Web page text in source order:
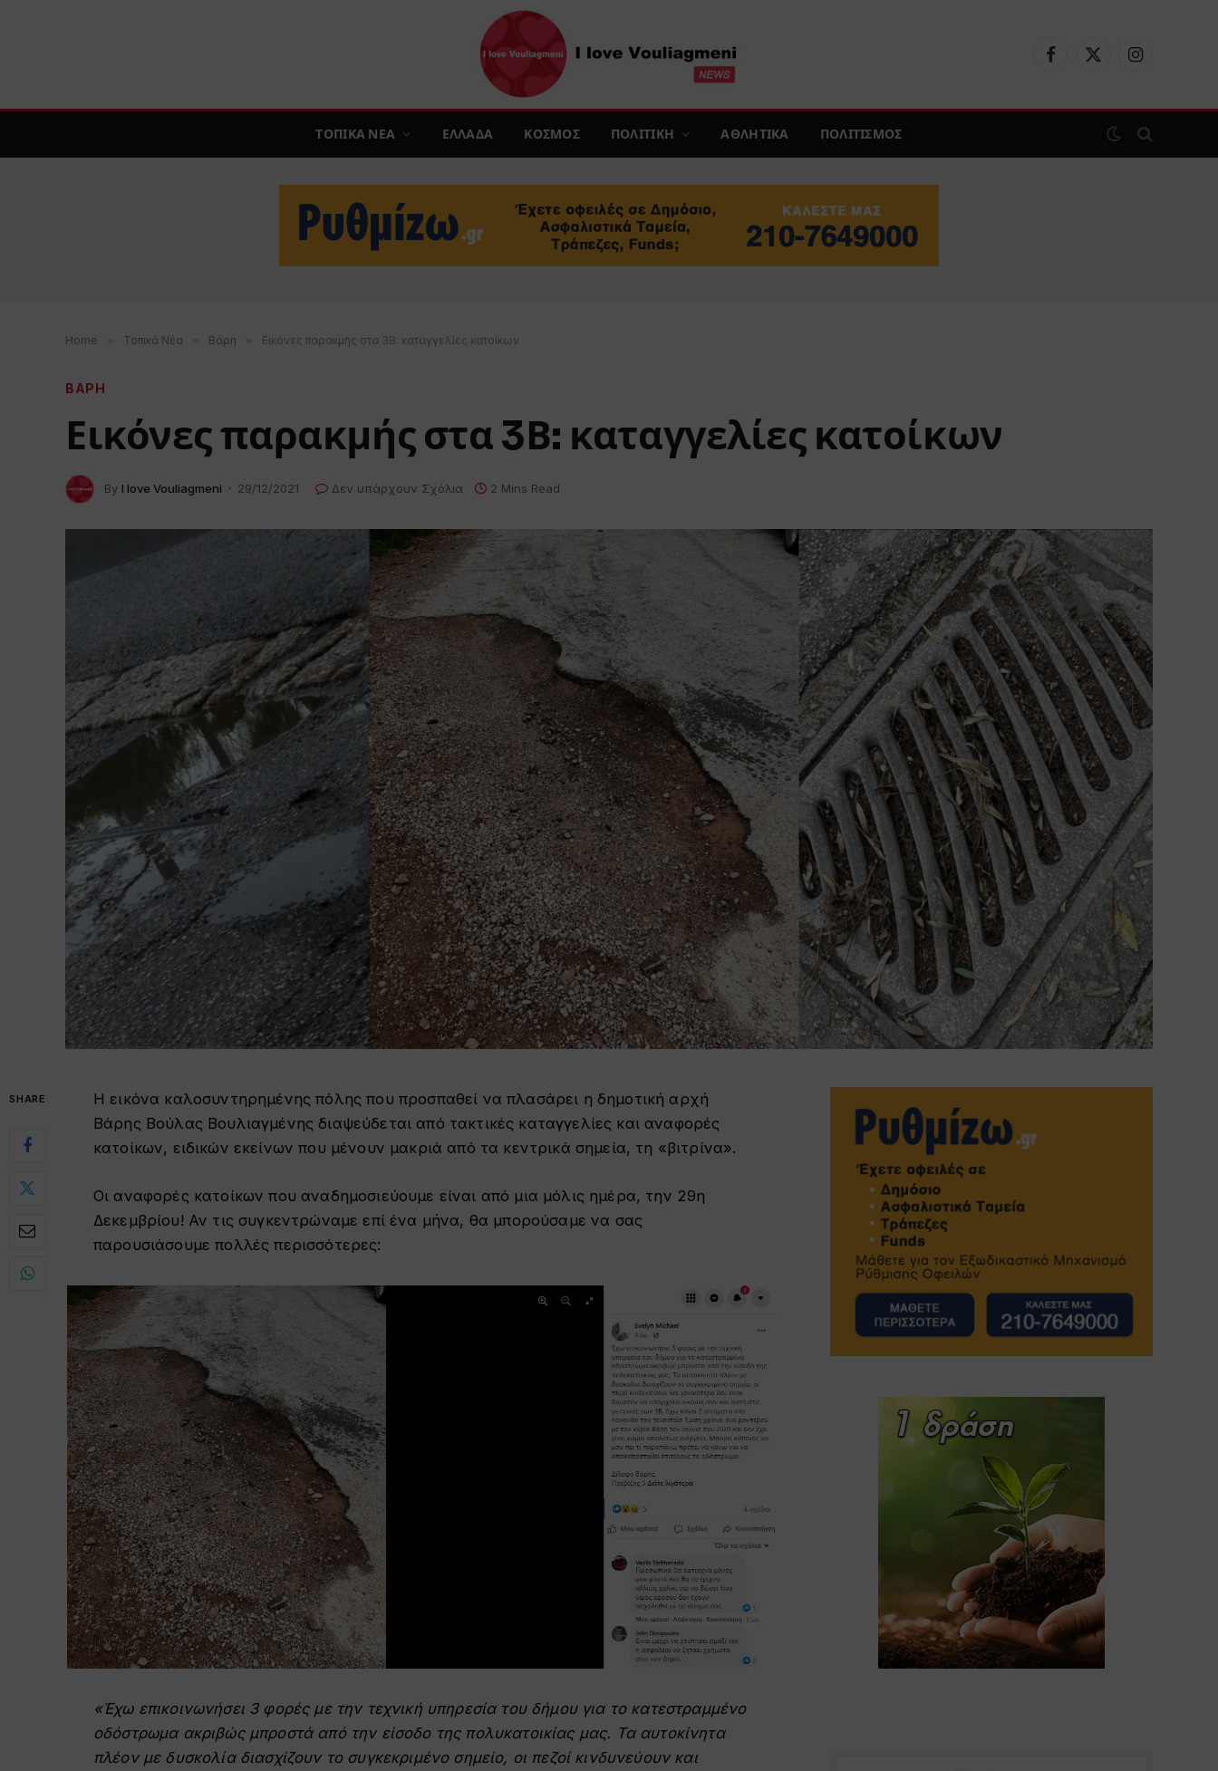
Facebook
X
Instagram
ΤΟΠΙΚΑ ΝΕΑ ΕΛΛΑΔΑ ΚΟΣΜΟΣ ΠΟΛΙΤΙΚΗ ΑΘΛΗΤΙΚΑ ΠΟΛΙΤΙΣΜΟΣ
Home » Τοπικά Νέα » Βάρη » Εικόνες παρακμής στα 3Β: καταγγελίες κατοίκων
ΒΑΡΗ
Εικόνες παρακμής στα 3Β: καταγγελίες κατοίκων
By I love Vouliagmeni 29/12/2021 Δεν υπάρχουν Σχόλια 2 Mins Read
SHARE
Η εικόνα καλοσυντηρημένης πόλης που προσπαθεί να πλασάρει η δημοτική αρχή
Βάρης Βούλας Βουλιαγμένης διαψεύδεται από τακτικές καταγγελίες και αναφορές
κατοίκων, ειδικών εκείνων που μένουν μακριά από τα κεντρικά σημεία, τη «βιτρίνα».
Οι αναφορές κατοίκων που αναδημοσιεύουμε είναι από μια μόλις ημέρα, την 29η
Δεκεμβρίου! Αν τις συγκεντρώναμε επί ένα μήνα, θα μπορούσαμε να σας
παρουσιάσουμε πολλές περισσότερες:
«Έχω επικοινωνήσει 3 φορές με την τεχνική υπηρεσία του δήμου για το κατεστραμμένο
οδόστρωμα ακριβώς μπροστά από την είσοδο της πολυκατοικίας μας. Τα αυτοκίνητα
πλέον με δυσκολία διασχίζουν το συγκεκριμένο σημείο, οι πεζοί κινδυνεύουν και